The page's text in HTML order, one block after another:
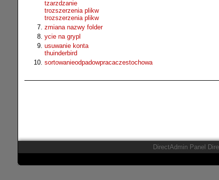
tzarzdzanie
trozszerzenia plikw
trozszerzenia plikw
zmiana nazwy folder
ycie na grypl
usuwanie konta
thuinderbird
sortowanieodpadowpracaczestochowa
DirectAdmin Panel